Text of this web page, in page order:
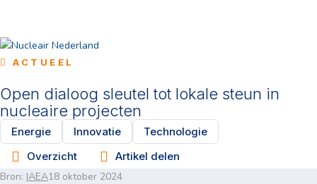
ACTUEEL
Open dialoog sleutel tot lokale steun in
nucleaire projecten
Energie Innovatie
Technologie
Overzicht
Artikel delen
Bron: IAEA18 oktober 2024